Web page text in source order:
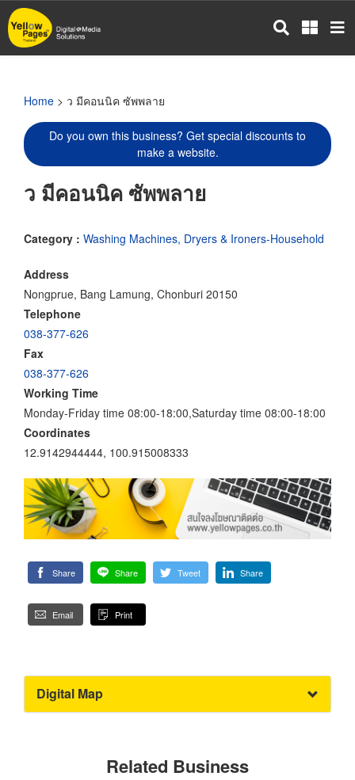
Skip
to
main
Home > ว มีคอนนิค ซัพพลาย
Do you own this business? Get special discounts to
make a website.
ว มีคอนนิค ซัพพลาย
Category : Washing Machines, Dryers & Ironers-Household
Address
Nongprue, Bang Lamung, Chonburi 20150
Telephone
038-377-626
Fax
038-377-626
Working Time
Monday-Friday time 08:00-18:00,Saturday time 08:00-18:00
Coordinates
12.9142944444, 100.915008333
Share Share Tweet Share
Email Print
Digital Map
Related Business